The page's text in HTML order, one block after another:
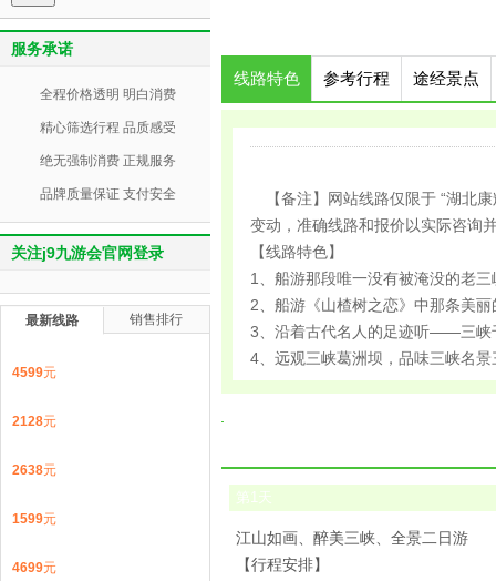
线路特色 参考行程 途经景点
【备注】网站线路仅限于 “湖北
变动，准确线路和报价以实际咨询
【线路特色】
1、船游那段唯一没有被淹没的老
2、船游《山楂树之恋》中那条美
3、沿着古代名人的足迹听——三峡
4、远观三峡葛洲坝，品味三峡名
第1天
江山如画、醉美三峡、全景二日游
【行程安排】
服务承诺
全程价格透明 明白消费
精心筛选行程 品质感受
绝无强制消费 正规服务
品牌质量保证 支付安全
关注j9九游会官网登录
最新线路 销售排行
4599元
2128元
2638元
1599元
4699元